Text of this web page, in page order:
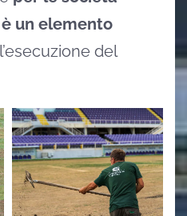
un elemento
del